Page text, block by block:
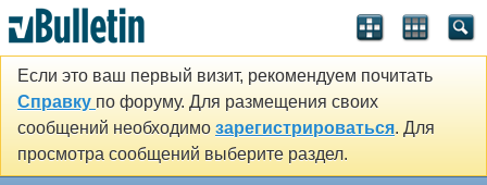
Если это ваш первый визит, рекомендуем почитать
Справку по форуму. Для размещения своих
сообщений необходимо зарегистрироваться. Для
просмотра сообщений выберите раздел.